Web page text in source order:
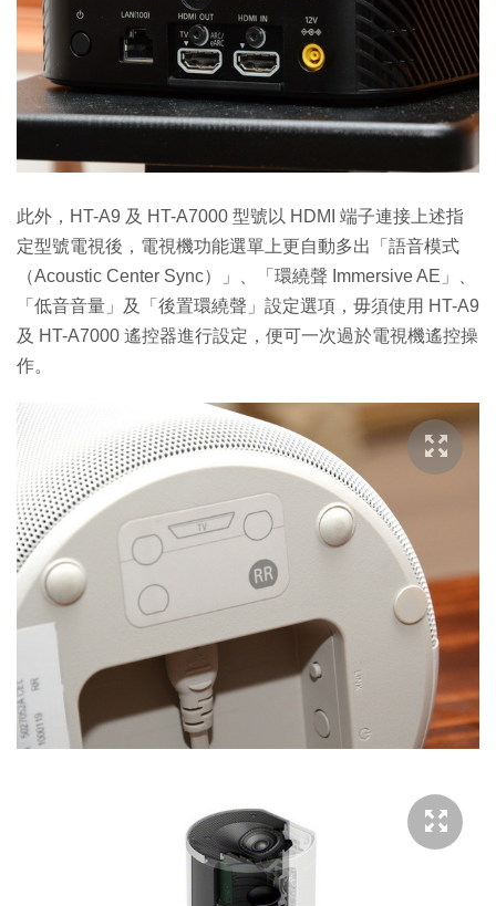
此外，HT-A9 及 HT-A7000 型號以 HDMI 端子連接上述指
定型號電視後，電視機功能選單上更自動多出「語音模式
（Acoustic Center Sync）」、「環繞聲 Immersive AE」、
「低音音量」及「後置環繞聲」設定選項，毋須使用 HT-A9
及 HT-A7000 遙控器進行設定，便可一次過於電視機遙控操
作。